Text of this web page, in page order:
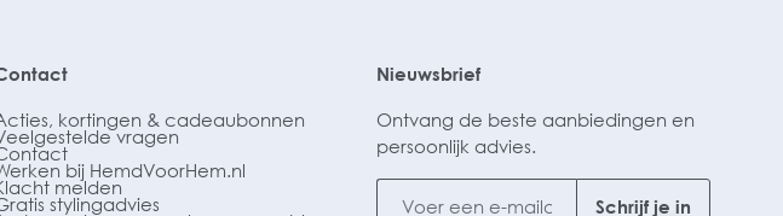
kortingen & cadeaubonnen
vragen
bij HemdVoorHem.nl
melden
stylingadvies
Nieuwsbrief
Ontvang de beste aanbiedingen en
persoonlijk advies.
Schrijf je in